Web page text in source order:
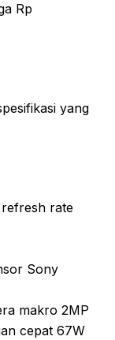
Rp
yang
refresh rate
Sony
makro 2MP
cepat 67W